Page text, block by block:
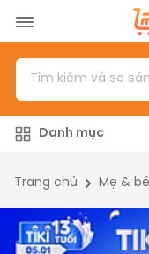
Đăng nhập
Danh mục
Trang chủ Mẹ & bé